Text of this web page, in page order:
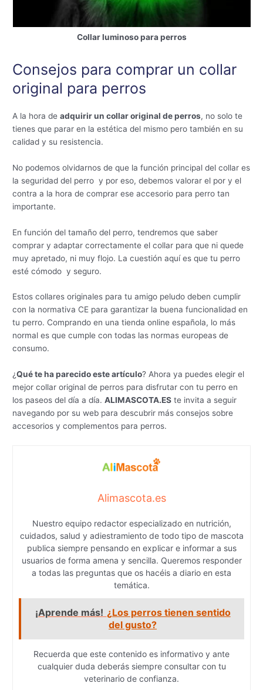
Collar luminoso para perros
Consejos para comprar un collar
original para perros
A la hora deadquirir un collar original de perros, no solo te
tienes que parar en la estética del mismo pero también en su
calidad y su resistencia.
No podemos olvidarnos de que la función principal del collar es
la seguridad del perro y por eso, debemos valorar el por y el
contra a la hora de comprar ese accesorio para perro tan
importante.
En función del tamaño del perro, tendremos que saber
comprar y adaptar correctamente el collar para que ni quede
muy apretado, ni muy flojo. La cuestión aquí es que tu perro
esté cómodo y seguro.
Estos collares originales para tu amigo peludo deben cumplir
con la normativa CE para garantizar la buena funcionalidad en
tu perro. Comprando en una tienda online española, lo más
normal es que cumple con todas las normas europeas de
consumo.
¿Qué te ha parecido este artículo? Ahora ya puedes elegir el
mejor collar original de perros para disfrutar con tu perro en
los paseos del día a día.ALIMASCOTA.ES te invita a seguir
navegando por su web para descubrir más consejos sobre
accesorios y complementos para perros.
Alimascota.es
Nuestro equipo redactor especializado en nutrición,
cuidados, salud y adiestramiento de todo tipo de mascota
publica siempre pensando en explicar e informar a sus
usuarios de forma amena y sencilla. Queremos responder
a todas las preguntas que os hacéis a diario en esta
temática.
¡Aprende más! ¿Los perros tienen sentido
del gusto?
Recuerda que este contenido es informativo y ante
cualquier duda deberás siempre consultar con tu
veterinario de confianza.